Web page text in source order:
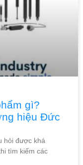
gì?
hiệu Đức
hỏi được khá
tìm kiếm các